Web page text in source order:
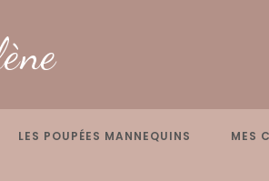
LES POUPÉES MANNEQUINS MES